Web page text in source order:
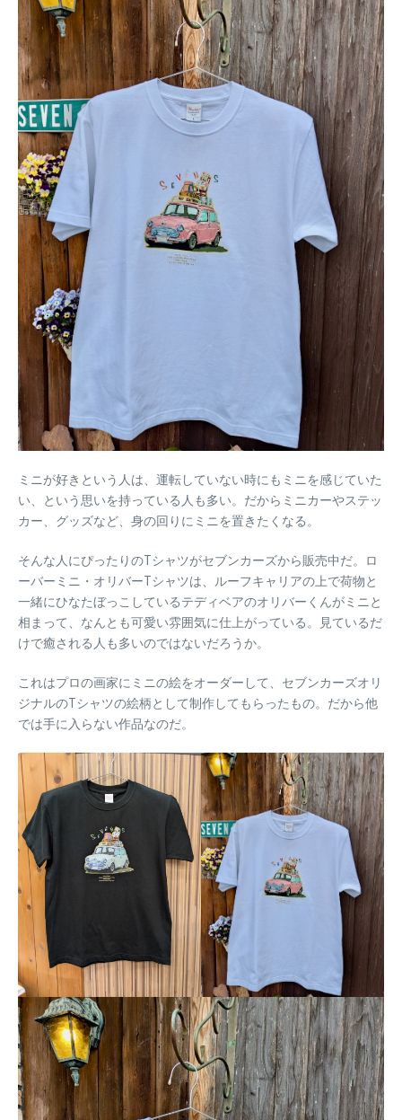
ミニが好きという人は、運転していない時にもミニを感じていた
い、という思いを持っている人も多い。だからミニカーやステッ
カー、グッズなど、身の回りにミニを置きたくなる。
そんな人にぴったりのTシャツがセブンカーズから販売中だ。ロ
ーバーミニ・オリバーTシャツは、ルーフキャリアの上で荷物と
一緒にひなたぼっこしているテディベアのオリバーくんがミニと
相まって、なんとも可愛い雰囲気に仕上がっている。見ているだ
けで癒される人も多いのではないだろうか。
これはプロの画家にミニの絵をオーダーして、セブンカーズオリ
ジナルのTシャツの絵柄として制作してもらったもの。だから他
では手に入らない作品なのだ。